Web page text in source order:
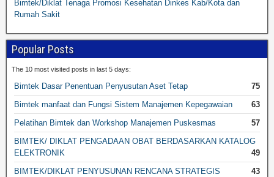
Bimtek/Diklat Tenaga Promosi Kesehatan Dinkes Kab/Kota dan
Rumah Sakit
Popular Posts
The 10 most visited posts in last 5 days:
Bimtek Dasar Penentuan Penyusutan Aset Tetap
75
Bimtek manfaat dan Fungsi Sistem Manajemen Kepegawaian
63
Pelatihan Bimtek dan Workshop Manajemen Puskesmas
57
BIMTEK/ DIKLAT PENGADAAN OBAT BERDASARKAN KATALOG
ELEKTRONIK
49
BIMTEK/DIKLAT PENYUSUNAN RENCANA STRATEGIS
43